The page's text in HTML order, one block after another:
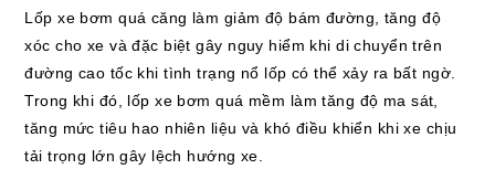
Lốp xe bơm quá căng làm giảm độ bám đường, tăng độ
xóc cho xe và đặc biệt gây nguy hiểm khi di chuyển trên
đường cao tốc khi tình trạng nổ lốp có thể xảy ra bất ngờ.
Trong khi đó, lốp xe bơm quá mềm làm tăng độ ma sát,
tăng mức tiêu hao nhiên liệu và khó điều khiển khi xe chịu
tải trọng lớn gây lệch hướng xe.